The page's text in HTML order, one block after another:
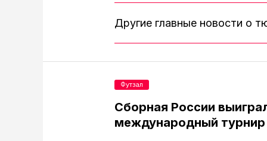
Другие главные новости о
Сборная России
международный турнир
Футзал